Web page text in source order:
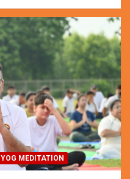
YOG MEDITATION